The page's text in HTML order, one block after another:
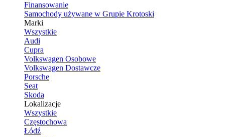
Finansowanie
Samochody używane w Grupie Krotoski
Marki
Wszystkie
Audi
Cupra
Volkswagen Osobowe
Volkswagen Dostawcze
Porsche
Seat
Skoda
Lokalizacje
Wszystkie
Częstochowa
Łódź